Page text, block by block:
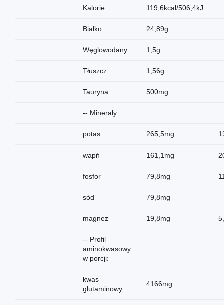
Kalorie 119,6kcal/506,4kJ
Białko 24,89g
Węglowodany 1,5g
Tłuszcz 1,56g
Tauryna 500mg
-- Minerały
potas 265,5mg
wapń 161,1mg
fosfor 79,8mg
sód 79,8mg
magnez 19,8mg
-- Profil
aminokwasowy
w porcji:
kwas
glutaminowy
4166mg